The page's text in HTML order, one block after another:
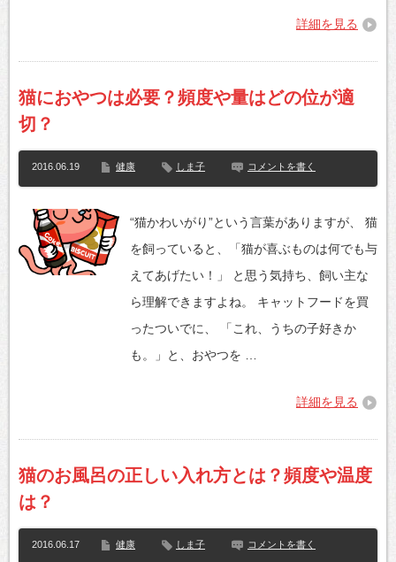
詳細を見る
猫におやつは必要？頻度や量はどの位が適
切？
2016.06.19 健康 しま子 コメントを書く
“猫かわいがり”という言葉がありますが、 猫
を飼っていると、「猫が喜ぶものは何でも与
えてあげたい！」 と思う気持ち、飼い主な
ら理解できますよね。 キャットフードを買
ったついでに、 「これ、うちの子好きか
も。」と、おやつを …
詳細を見る
猫のお風呂の正しい入れ方とは？頻度や温度
は？
2016.06.17 健康 しま子 コメントを書く